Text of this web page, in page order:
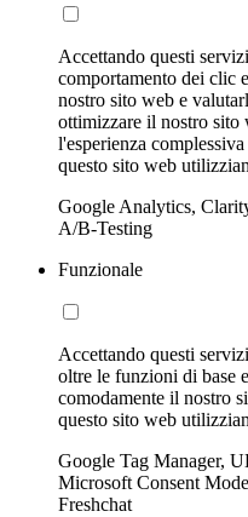
Accettando questi
comportamento dei clic
nostro sito web e
ottimizzare il nostro sito
l'esperienza
questo sito web
Google Analytics,
A/B-Testing
Funzionale
Accettando questi
oltre le funzioni di base
comodamente il nostro
questo sito web
Google Tag Manager,
Microsoft Consent
Freshchat